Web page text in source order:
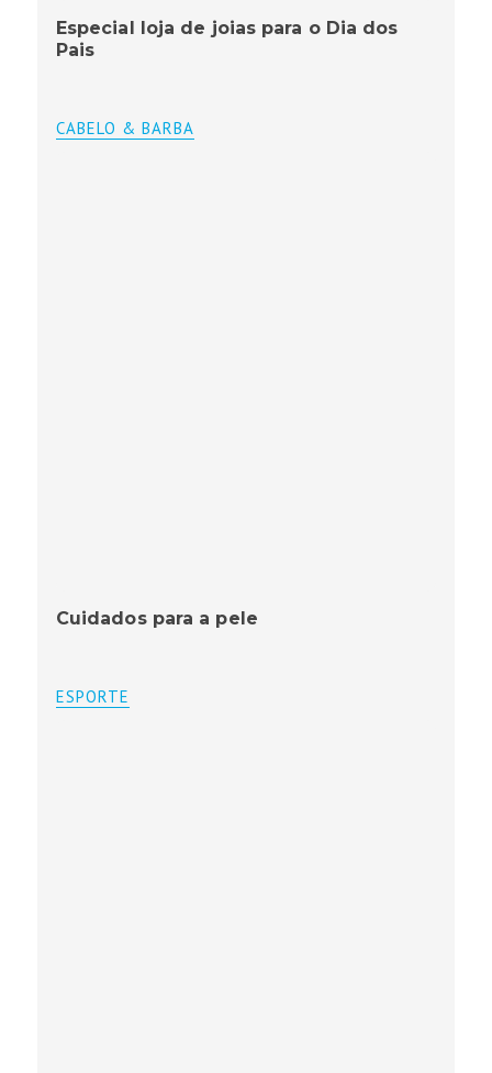
Especial loja de joias para o Dia dos
Pais
CABELO & BARBA
Cuidados para a pele
ESPORTE